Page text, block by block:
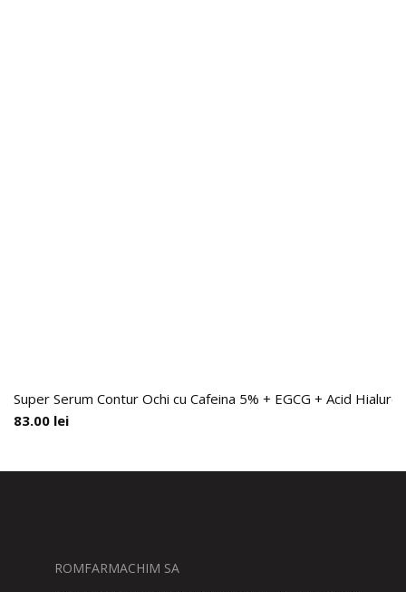
Super Serum Contur Ochi cu Cafeina 5% + EGCG + Acid
83.00 lei
ROMFARMACHIM SA